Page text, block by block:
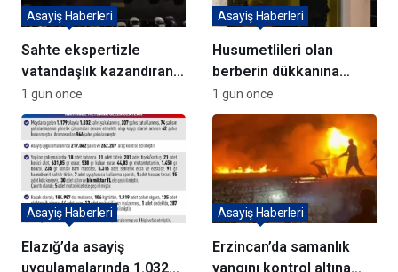
Sahte ekspertizle
vatandaşlık kazandıran
72 şüpheli adliyeye sevk
edildi
Asayiş Haberleri
1 gün önce
Husumetlileri olan
berberin dükkanına
kurşun yağdırıp kaçtılar
Asayiş Haberleri
1 gün önce
Elazığ’da asayiş
uygulamalarında 1.032
Asayiş Haberleri
Erzincan’da samanlık
yangını kontrol altına
Asayiş Haberleri